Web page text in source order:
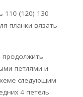
110 (120) 130
планки вязать
продолжить
петлями и
следующим
4 петель